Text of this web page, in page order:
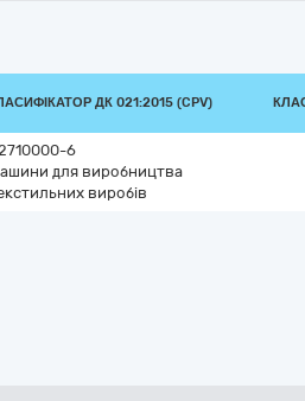
ДК 021:2015 (CPV)
6
для виробництва
виробів